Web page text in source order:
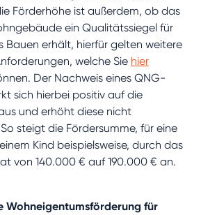
Förderhöhe ist außerdem, ob das
ein Qualitätssiegel für
Bauen erhält, hierfür gelten weitere
welche Sie hier
Der Nachweis eines QNG-
sich hierbei positiv auf die
und erhöht diese nicht
steigt die Fördersumme, für eine
Kind beispielsweise, durch das
von 140.000 € auf 190.000 € an.
Wohneigentumsförderung für